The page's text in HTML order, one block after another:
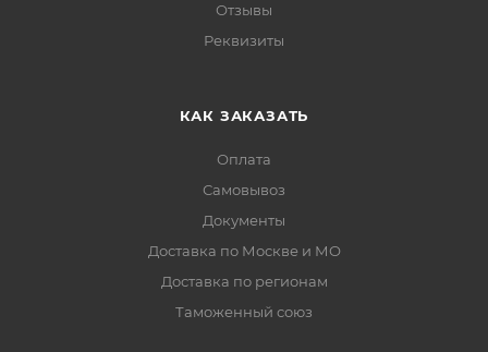
Отзывы
Реквизиты
КАК ЗАКАЗАТЬ
Оплата
Самовывоз
Документы
Доставка по Москве и МО
Доставка по регионам
Таможенный союз